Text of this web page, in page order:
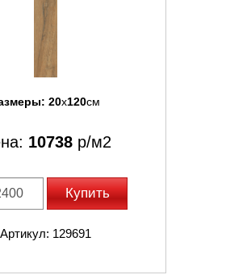
20x120см
10738р/м2
Купить
Артикул: 129691